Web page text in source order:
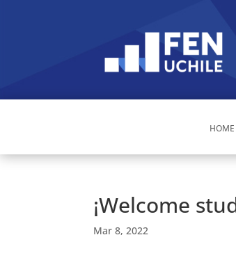
HOME
¡Welcome
Mar 8, 2022